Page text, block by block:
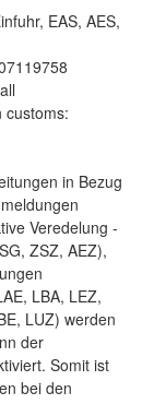
EAS, AES,
customs:
in Bezug
Veredelung -
ZSZ, AEZ),
LBA, LEZ,
LUZ) werden
der
Somit ist
bei den